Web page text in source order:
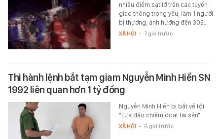
nhiều điểm sạt lở trên các tuyến
giao thông trọng yếu, làm 1 người
bị thương, ảnh hưởng đến 303…
XÃ HỘI - 7 giờ trước
Thi hành lệnh bắt tạm giam Nguyễn Minh Hiền SN
1992 liên quan hơn 1 tỷ đồng
Nguyễn Minh Hiền bị bắt về tội
"Lừa đảo chiếm đoạt tài sản".
XÃ HỘI - 6 giờ trước